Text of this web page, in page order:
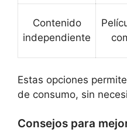
Contenido
independiente
Estas opciones
de consumo, sin
Consejos para